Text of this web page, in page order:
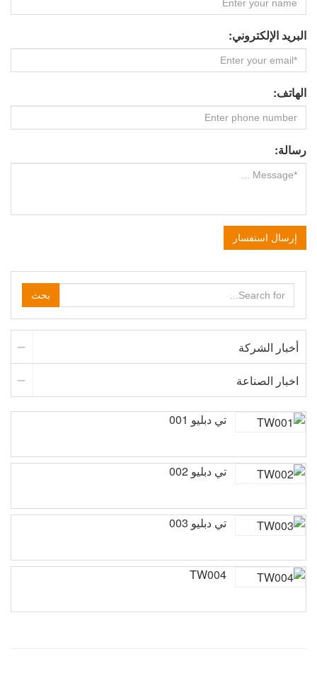
البريد الإلكتروني:
الهاتف:
رسالة:
إرسال استفسار
بحث
أخبار الشركة
اخبار الصناعة
تي دبليو 001
تي دبليو 002
تي دبليو 003
TW004